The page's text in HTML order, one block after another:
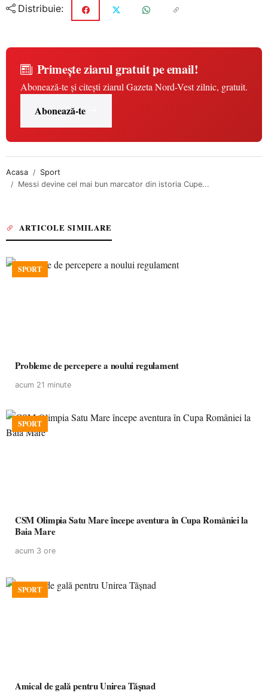
Distribuie:
Primește ziarul gratuit pe email!
Abonează-te și citești ziarul Gazeta Nord-Vest zilnic, gratuit.
Abonează-te
Acasa
Sport
Messi devine cel mai bun marcator din istoria Cupe...
ARTICOLE SIMILARE
SPORT
Probleme de percepere a noului regulament
acum 21 minute
SPORT
CSM Olimpia Satu Mare începe aventura în Cupa României la
Baia Mare
acum 3 ore
SPORT
Amical de gală pentru Unirea Tășnad